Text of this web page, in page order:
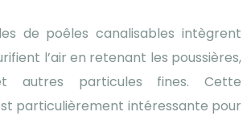
de poêles canalisables intègrent
l’air en retenant les poussières,
autres particules fines. Cette
particulièrement intéressante pour